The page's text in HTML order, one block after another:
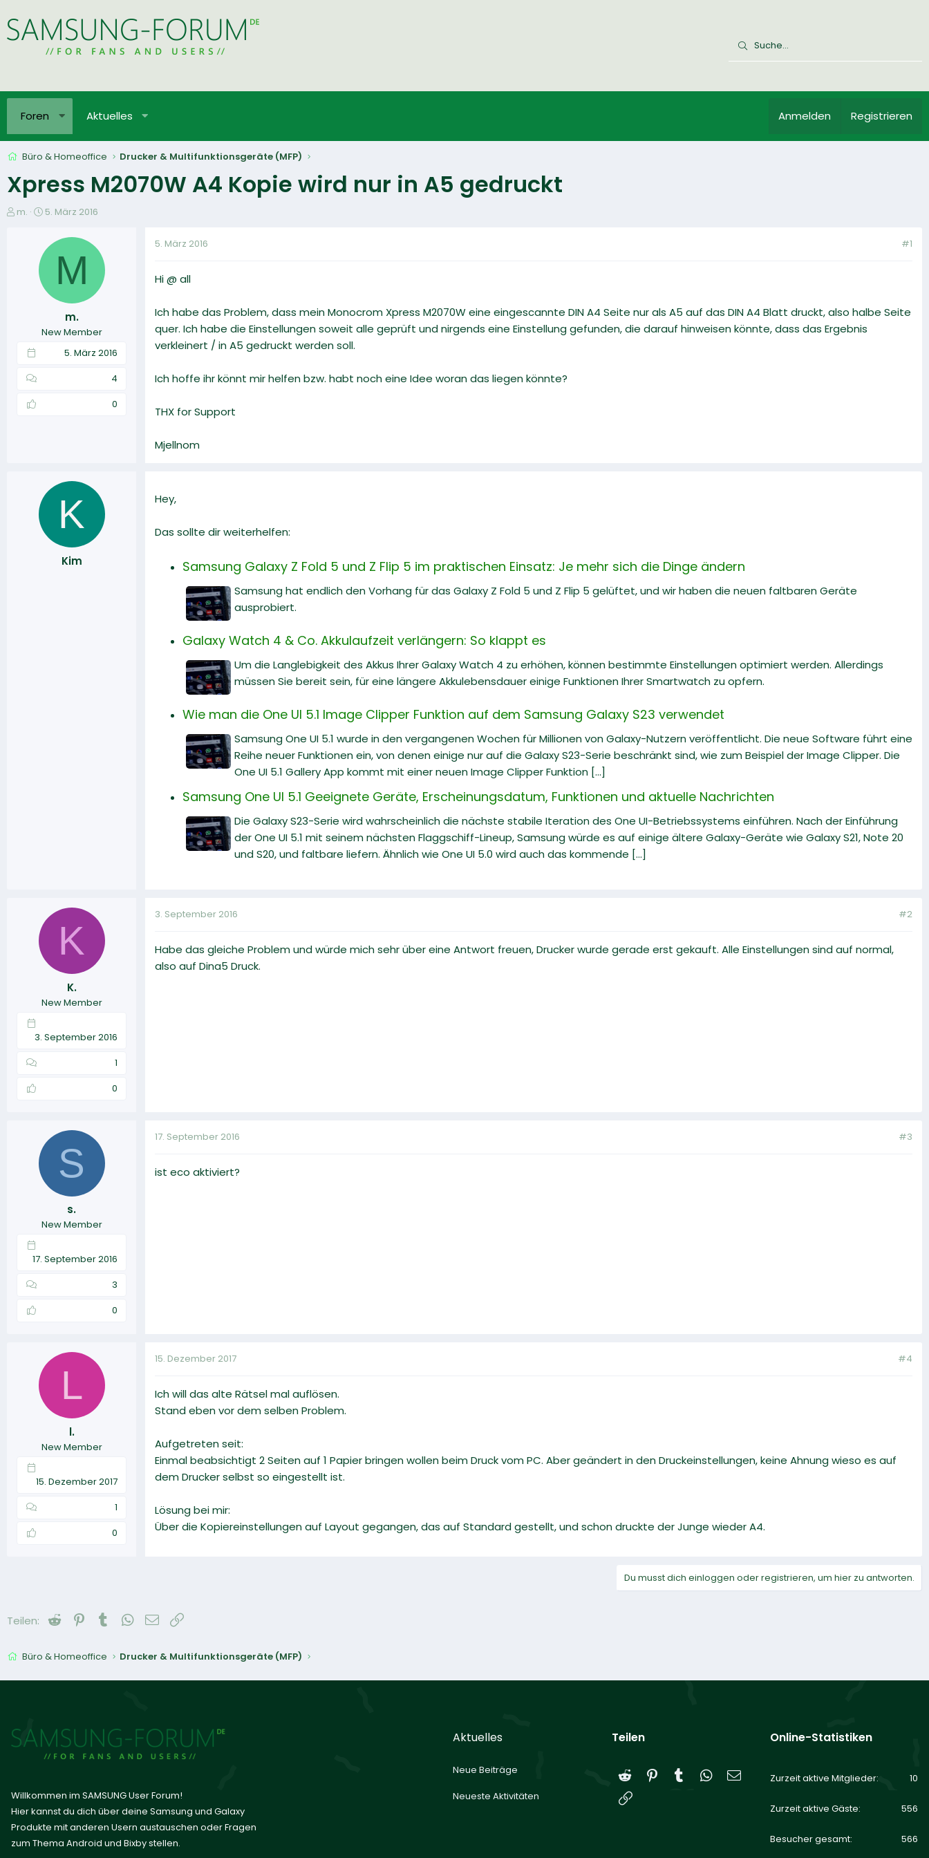
Foren Aktuelles Anmelden Registrieren
Büro & Homeoffice Drucker & Multifunktionsgeräte (MFP)
Xpress M2070W A4 Kopie wird nur in A5 gedruckt
E
m.
E
t
l
m
5. März 2016
M
m.
New Member
5. März 2016
4
0
5. März 2016 #1
Hi @ all
Ich habe das Problem, dass mein Monocrom Xpress M2070W eine eingescannte DIN A4 Seite nur als A5 auf das DIN A4 Blatt druckt, also halbe Seite
quer. Ich habe die Einstellungen soweit alle geprüft und nirgends eine Einstellung gefunden, die darauf hinweisen könnte, dass das Ergebnis
verkleinert / in A5 gedruckt werden soll.
Ich hoffe ihr könnt mir helfen bzw. habt noch eine Idee woran das liegen könnte?
THX for Support
Mjellnom
K
Kim
Hey,
Das sollte dir weiterhelfen:
Samsung Galaxy Z Fold 5 und Z Flip 5 im praktischen Einsatz: Je mehr sich die Dinge ändern
Samsung hat endlich den Vorhang für das Galaxy Z Fold 5 und Z Flip 5 gelüftet, und wir haben die neuen faltbaren Geräte
ausprobiert.
Galaxy Watch 4 & Co. Akkulaufzeit verlängern: So klappt es
Um die Langlebigkeit des Akkus Ihrer Galaxy Watch 4 zu erhöhen, können bestimmte Einstellungen optimiert werden. Allerdings
müssen Sie bereit sein, für eine längere Akkulebensdauer einige Funktionen Ihrer Smartwatch zu opfern.
Wie man die One UI 5.1 Image Clipper Funktion auf dem Samsung Galaxy S23 verwendet
Samsung One UI 5.1 wurde in den vergangenen Wochen für Millionen von Galaxy-Nutzern veröffentlicht. Die neue Software führt eine
Reihe neuer Funktionen ein, von denen einige nur auf die Galaxy S23-Serie beschränkt sind, wie zum Beispiel der Image Clipper. Die
One UI 5.1 Gallery App kommt mit einer neuen Image Clipper Funktion [...]
Samsung One UI 5.1 Geeignete Geräte, Erscheinungsdatum, Funktionen und aktuelle Nachrichten
Die Galaxy S23-Serie wird wahrscheinlich die nächste stabile Iteration des One UI-Betriebssystems einführen. Nach der Einführung
der One UI 5.1 mit seinem nächsten Flaggschiff-Lineup, Samsung würde es auf einige ältere Galaxy-Geräte wie Galaxy S21, Note 20
und S20, und faltbare liefern. Ähnlich wie One UI 5.0 wird auch das kommende [...]
K
K.
New Member
3. September 2016
1
0
3. September 2016 #2
Habe das gleiche Problem und würde mich sehr über eine Antwort freuen, Drucker wurde gerade erst gekauft. Alle Einstellungen sind auf normal,
also auf Dina5 Druck.
S
s.
New Member
17. September 2016
3
0
17. September 2016 #3
ist eco aktiviert?
L
l.
New Member
15. Dezember 2017
1
0
15. Dezember 2017 #4
Ich will das alte Rätsel mal auflösen.
Stand eben vor dem selben Problem.
Aufgetreten seit:
Einmal beabsichtigt 2 Seiten auf 1 Papier bringen wollen beim Druck vom PC. Aber geändert in den Druckeinstellungen, keine Ahnung wieso es auf
dem Drucker selbst so eingestellt ist.
Lösung bei mir:
Über die Kopiereinstellungen auf Layout gegangen, das auf Standard gestellt, und schon druckte der Junge wieder A4.
Du musst dich einloggen oder registrieren, um hier zu antworten.
Teilen: Reddit PinterestTumblrWhatsApp
E-Mail
Büro & Homeoffice Drucker & Multifunktionsgeräte (MFP)
Willkommen im SAMSUNG User Forum!
Hier kannst du dich über deine Samsung und Galaxy
Produkte mit anderen Usern austauschen oder Fragen
zum Thema Android und Bixby stellen.
Aktuelles
Neue Beiträge
Neueste Aktivitäten
Teilen
Reddit Pinterest
Tumblr WhatsApp
E-Mail
Online-Statistiken
Zurzeit aktive Mitglieder 10
Zurzeit aktive Gäste 556
Besucher gesamt 566